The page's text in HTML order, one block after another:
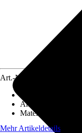
Art.-Nr.
Anwendungsbereich
Material
Mehr Artikeldetails